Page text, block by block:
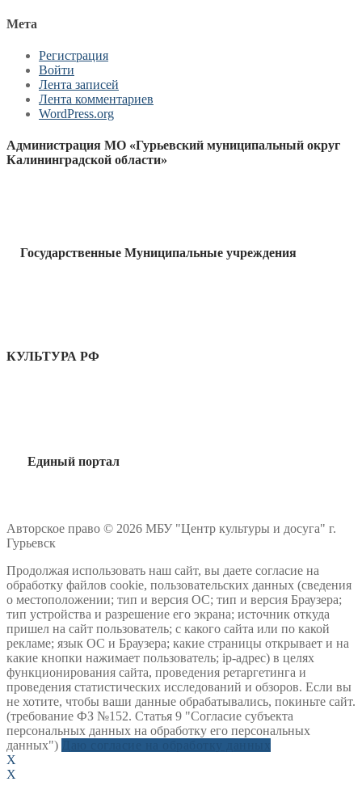
Мета
Регистрация
Войти
Лента записей
Лента комментариев
WordPress.org
Администрация МО «Гурьевский муниципальный округ
Калининградской области»
Государственные Муниципальные учреждения
КУЛЬТУРА РФ
Единый портал
Авторское право © 2026 МБУ "Центр культуры и досуга" г.
Гурьевск
Продолжая использовать наш сайт, вы даете согласие на
обработку файлов cookie, пользовательских данных (сведения
о местоположении; тип и версия ОС; тип и версия Браузера;
тип устройства и разрешение его экрана; источник откуда
пришел на сайт пользователь; с какого сайта или по какой
рекламе; язык ОС и Браузера; какие страницы открывает и на
какие кнопки нажимает пользователь; ip-адрес) в целях
функционирования сайта, проведения ретаргетинга и
проведения статистических исследований и обзоров. Если вы
не хотите, чтобы ваши данные обрабатывались, покиньте сайт.
(требование ФЗ №152. Статья 9 "Согласие субъекта
персональных данных на обработку его персональных
данных")
X
X